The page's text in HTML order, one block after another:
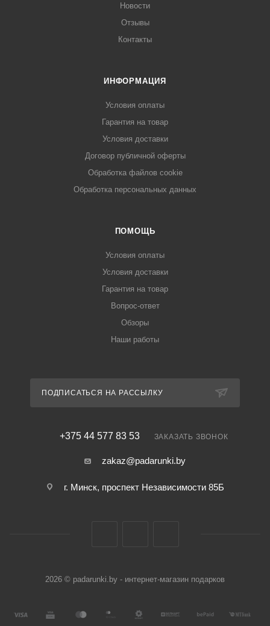
Новости
Отзывы
Контакты
ИНФОРМАЦИЯ
Условия оплаты
Гарантия на товар
Условия доставки
Договор публичной оферты
Обработка файлов cookie
Обработка персональных данных
ПОМОЩЬ
Условия оплаты
Условия доставки
Гарантия на товар
Вопрос-ответ
Обзоры
Наши работы
ПОДПИСАТЬСЯ НА РАССЫЛКУ
+375 44 577 83 53 ЗАКАЗАТЬ ЗВОНОК
zakaz@padarunki.by
г. Минск, проспект Независимости 85Б
2026 © padarunki.by - интернет-магазин подарков